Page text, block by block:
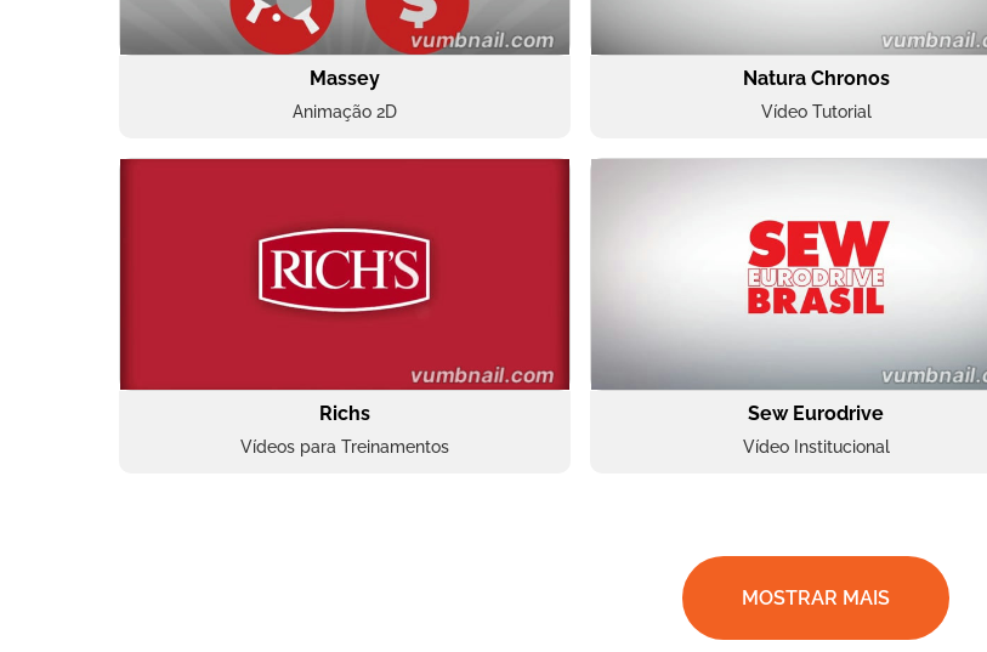
Massey
Animação 2D
Natura Chronos
Vídeo Tutorial
Richs
Vídeos para Treinamentos
Sew Eurodrive
Vídeo Institucional
MOSTRAR MAIS